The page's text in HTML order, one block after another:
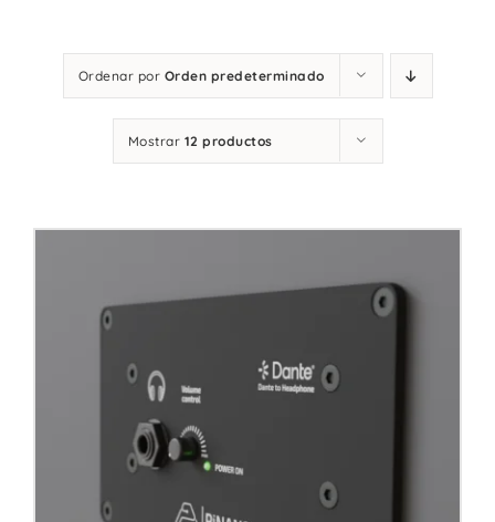
Nosotros
Ordenar por Orden predeterminado
Mostrar 12 productos